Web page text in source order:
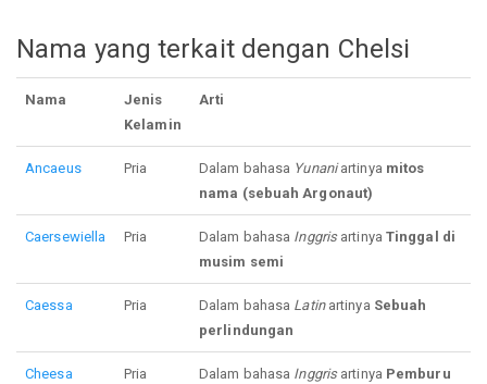
Nama yang terkait dengan Chelsi
Nama
Jenis
Kelamin
Arti
Ancaeus Pria Dalam bahasa Yunaniartinya mitos
nama (sebuah Argonaut)
Caersewiella Pria Dalam bahasa Inggrisartinya Tinggal di
musim semi
Caessa Pria Dalam bahasa Latinartinya Sebuah
perlindungan
Cheesa Pria Dalam bahasa Inggrisartinya Pemburu